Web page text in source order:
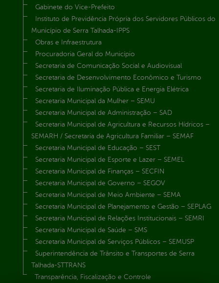
Gabinete do Vice-Prefeito
Instituto de Previdência Própria dos Servidores Públicos do
Município de Serra Talhada-IPPS
Obras e Infraestrutura
Procuradoria Geral do Município
Secretaria de Comunicação Social e Audiovisual
Secretaria de Desenvolvimento Econômico e Turismo
Secretaria de Iluminação Pública e Energia Elétrica
Secretaria Municipal da Mulher – SEMU
Secretaria Municipal de Administração – SAD
Secretaria Municipal de Agricultura e Recursos Hídricos –
SEMARH / Secretaria de Agricultura Familiar – SEMAF
Secretaria Municipal de Educação – SEST
Secretaria Municipal de Esporte e Lazer – SEMEL
Secretaria Municipal de Finanças – SECFIN
Secretaria Municipal de Governo – SEGOV
Secretaria Municipal de Meio Ambiente – SEMA
Secretaria Municipal de Planejamento e Gestão – SEPLAG
Secretaria Municipal de Relações Institucionais – SEMRI
Secretaria Municipal de Saúde – SMS
Secretaria Municipal de Serviços Públicos – SEMUSP
Superintendência de Trânsito e Transportes de Serra
Talhada-STTRANS
Transparência, Fiscalização e Controle